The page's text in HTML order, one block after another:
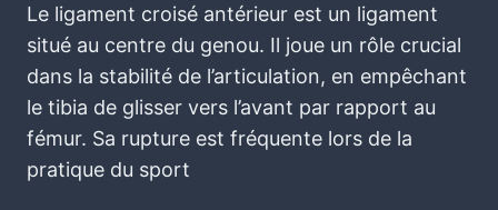
Le ligament croisé antérieur est un ligament
situé au centre du genou. Il joue un rôle crucial
dans la stabilité de l’articulation, en empêchant
le tibia de glisser vers l’avant par rapport au
fémur. Sa rupture est fréquente lors de la
pratique du sport